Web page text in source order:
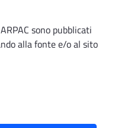
sono pubblicati
alla fonte e/o al sito